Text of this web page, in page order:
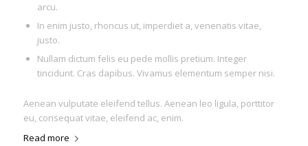
arcu.
In enim justo, rhoncus ut, imperdiet a, venenatis vitae,
justo.
Nullam dictum felis eu pede mollis pretium. Integer
tincidunt. Cras dapibus. Vivamus elementum semper nisi.
Aenean vulputate eleifend tellus. Aenean leo ligula, porttitor
eu, consequat vitae, eleifend ac, enim.
Read more